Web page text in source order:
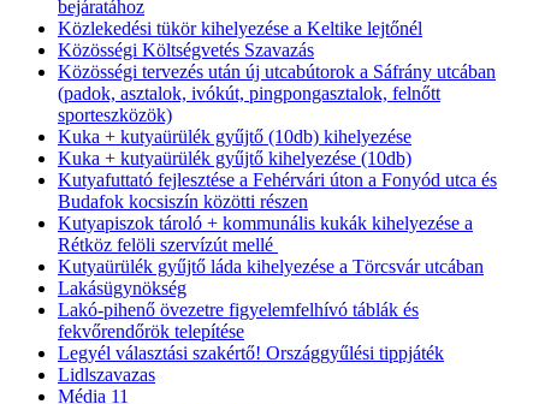
bejáratához
Közlekedési tükör kihelyezése a Keltike lejtőnél
Közösségi Költségvetés Szavazás
Közösségi tervezés után új utcabútorok a Sáfrány utcában
(padok, asztalok, ivókút, pingpongasztalok, felnőtt
sporteszközök)
Kuka + kutyaürülék gyűjtő (10db) kihelyezése
Kuka + kutyaürülék gyűjtő kihelyezése (10db)
Kutyafuttató fejlesztése a Fehérvári úton a Fonyód utca és
Budafok kocsiszín közötti részen
Kutyapiszok tároló + kommunális kukák kihelyezése a
Rétköz felöli szervízút mellé
Kutyaürülék gyűjtő láda kihelyezése a Törcsvár utcában
Lakásügynökség
Lakó-pihenő övezetre figyelemfelhívó táblák és
fekvőrendőrök telepítése
Legyél választási szakértő! Országgyűlési tippjáték
Lidlszavazas
Média 11